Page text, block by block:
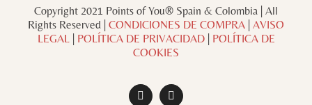
Copyright 2021 Points of You® Spain & Colombia | All
Rights Reserved | CONDICIONES DE COMPRA AVISO
LEGAL| POLÍTICA DE PRIVACIDAD| POLÍTICA DE
COOKIES
FacebookInstagram